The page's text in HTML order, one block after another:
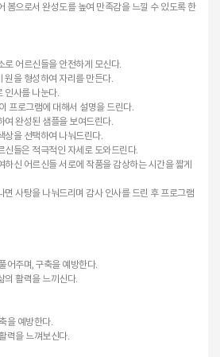
으로서 완성도를 높여 만족감을 느낄 수 있도록 한
어르신들을 안전하게 모신다.
을 형성하여 자리를 만든다.
인사를 나눈다.
프로그램에 대해서 설명을 드린다.
완성된 샘플을 보여드린다.
을 선택하여 나눠드린다.
들은 적극적인 자세로 도와드린다.
신 어르신들 서로에 작품을 감상하는 시간을 짧게
사탕을 나눠드리며 감사 인사를 드린 후 프로그램
어주며, 구축을 예방한다.
활력을 느끼신다.
을 예방한다.
력을 느껴보신다.